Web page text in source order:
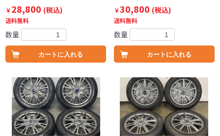
￥28,800 (税込)
送料無料
数量
カートに入れる
￥30,800 (税込)
送料無料
数量
カートに入れる